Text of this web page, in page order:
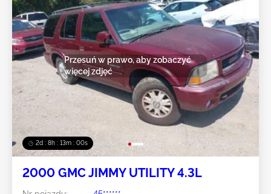
2d : 8h : 12m : 59s
Przesuń w prawo, aby zobaczyć
więcej zdjęć
2000 GMC JIMMY UTILITY 4.3L